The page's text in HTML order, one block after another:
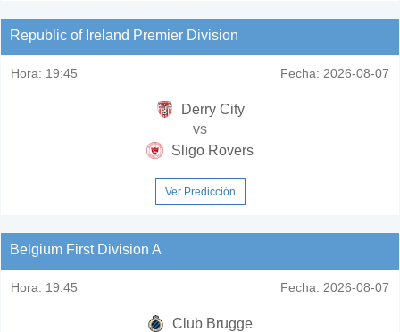
Republic of Ireland Premier Division
Hora: 19:45 Fecha: 2026-08-07
Derry City
vs
Sligo Rovers
Ver Predicción
Belgium First Division A
Hora: 19:45 Fecha: 2026-08-07
Club Brugge